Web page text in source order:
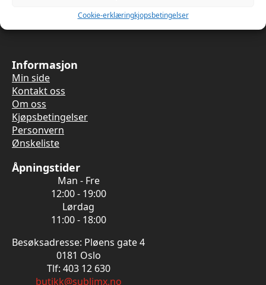
Cookie-erklæringkjopsbetingelser
Informasjon
Min side
Kontakt oss
Om oss
Kjøpsbetingelser
Personvern
Ønskeliste
Åpningstider
Man - Fre
12:00 - 19:00
Lørdag
11:00 - 18:00
Besøksadresse: Pløens gate 4
0181 Oslo
Tlf: 403 12 630
butikk@sublimx.no